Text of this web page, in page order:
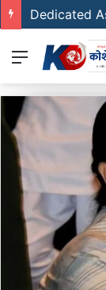
Dedicated
Menu